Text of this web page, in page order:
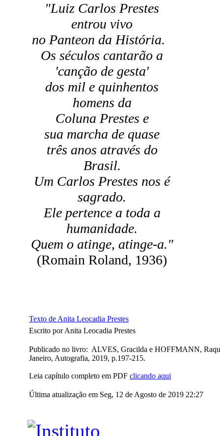
"Luiz Carlos Prestes
entrou vivo
no Panteon da História.
Os séculos cantarão a
'canção de gesta'
dos mil e quinhentos
homens da
Coluna Prestes e
sua marcha de quase
três anos através do
Brasil.
Um Carlos Prestes nos é
sagrado.
Ele pertence a toda a
humanidade.
Quem o atinge, atinge-a."
(Romain Roland, 1936)
Texto de Anita Leocadia Prestes
Escrito por Anita Leocadia Prestes
Publicado no livro: ALVES, Gracilda e HOFFMANN,
Janeiro, Autografia, 2019, p.197-215.
Leia capítulo completo em PDF clicando aqui
Última atualização em Seg, 12 de Agosto de 2019 22:27